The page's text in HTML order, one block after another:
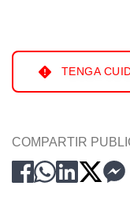
TENGA
COMPARTIR